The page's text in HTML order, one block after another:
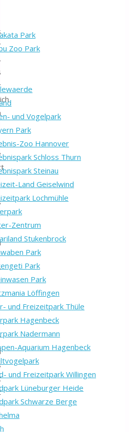
Park
Zoo Park
und Vogelpark
Park
Zoo Hannover
Schloss Thurn
Steinau
Land Geiselwind
Lochmühle
Zentrum
Stukenbrock
Park
Park
Park
Löffingen
und Freizeitpark Thüle
Hagenbeck
Nadermann
Aquarium Hagenbeck
und Freizeitpark Willingen
Lüneburger Heide
Schwarze Berge